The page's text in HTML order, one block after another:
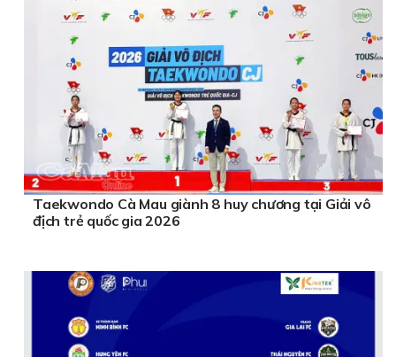
Taekwondo Cà Mau giành 8 huy chương tại Giải vô
địch trẻ quốc gia 2026